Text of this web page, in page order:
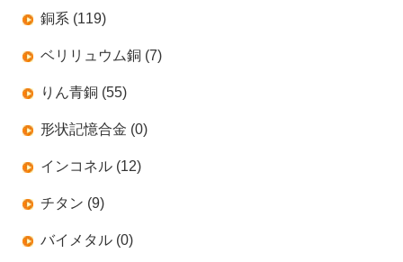
銅系 (119)
ベリリュウム銅 (7)
りん青銅 (55)
形状記憶合金 (0)
インコネル (12)
チタン (9)
バイメタル (0)